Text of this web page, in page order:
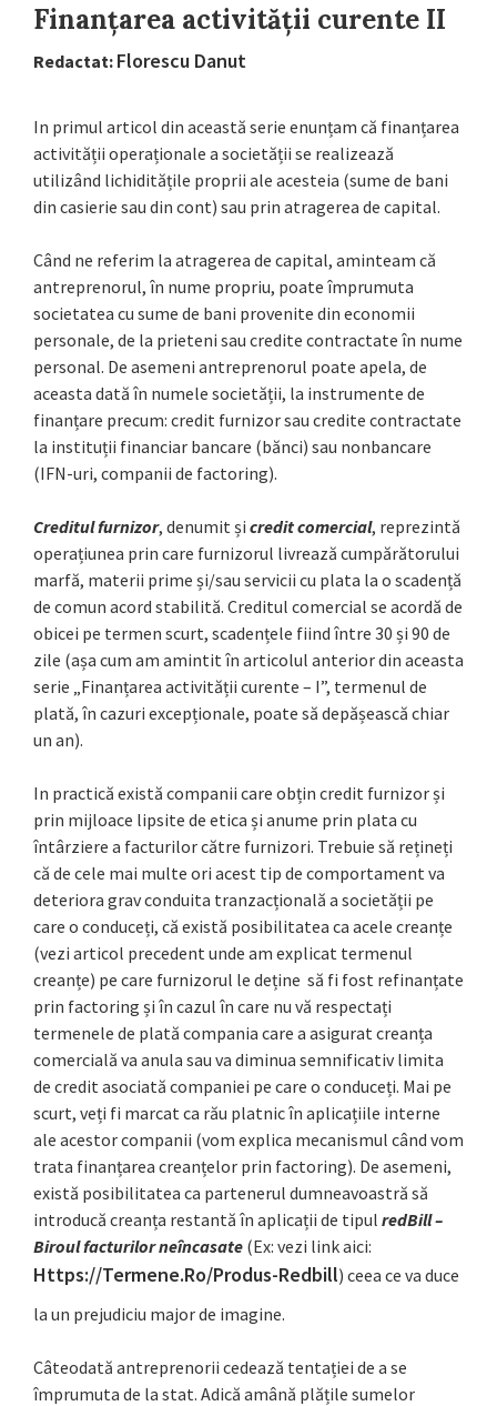
Finanțarea activității curente II
Redactat: Florescu Danut
In primul articol din această serie enunțam că finanțarea
activității operaționale a societății se realizează
utilizând lichiditățile proprii ale acesteia (sume de bani
din casierie sau din cont) sau prin atragerea de capital.
Când ne referim la atragerea de capital, aminteam că
antreprenorul, în nume propriu, poate împrumuta
societatea cu sume de bani provenite din economii
personale, de la prieteni sau credite contractate în nume
personal. De asemeni antreprenorul poate apela, de
aceasta dată în numele societății, la instrumente de
finanțare precum: credit furnizor sau credite contractate
la instituții financiar bancare (bănci) sau nonbancare
(IFN-uri, companii de factoring).
Creditul furnizor, denumit și credit comercial, reprezintă
operațiunea prin care furnizorul livrează cumpărătorului
marfă, materii prime și/sau servicii cu plata la o scadență
de comun acord stabilită. Creditul comercial se acordă de
obicei pe termen scurt, scadențele fiind între 30 și 90 de
zile (așa cum am amintit în articolul anterior din aceasta
serie „Finanțarea activității curente – I”, termenul de
plată, în cazuri excepționale, poate să depășească chiar
un an).
In practică există companii care obțin credit furnizor și
prin mijloace lipsite de etica și anume prin plata cu
întârziere a facturilor către furnizori. Trebuie să rețineți
că de cele mai multe ori acest tip de comportament va
deteriora grav conduita tranzacțională a societății pe
care o conduceți, că există posibilitatea ca acele creanțe
(vezi articol precedent unde am explicat termenul
creanțe) pe care furnizorul le deține să fi fost refinanțate
prin factoring și în cazul în care nu vă respectați
termenele de plată compania care a asigurat creanța
comercială va anula sau va diminua semnificativ limita
de credit asociată companiei pe care o conduceți. Mai pe
scurt, veți fi marcat ca rău platnic în aplicațiile interne
ale acestor companii (vom explica mecanismul când vom
trata finanțarea creanțelor prin factoring). De asemeni,
există posibilitatea ca partenerul dumneavoastră să
introducă creanța restantă în aplicații de tipul redBill –
Biroul facturilor neîncasate (Ex: vezi link aici:
Https://termene.ro/produs-Redbill) ceea ce va duce
la un prejudiciu major de imagine.
Câteodată antreprenorii cedează tentației de a se
împrumuta de la stat. Adică amână plățile sumelor